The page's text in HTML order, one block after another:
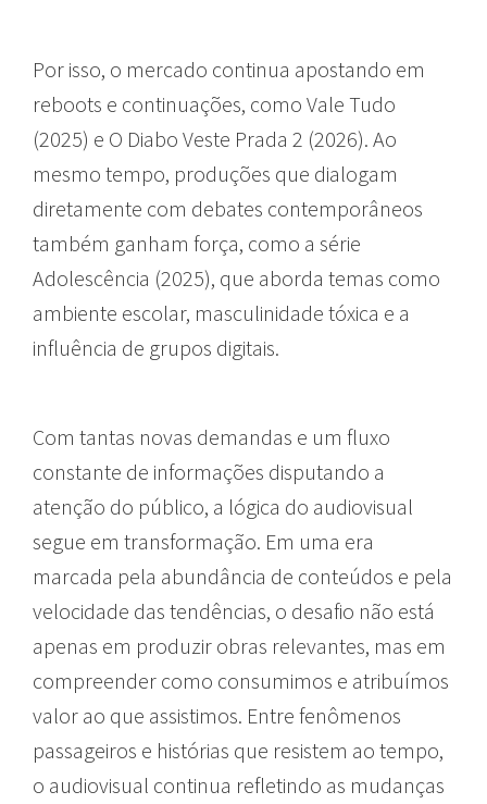
Por isso, o mercado continua apostando em
reboots e continuações, como Vale Tudo
(2025) e O Diabo Veste Prada 2 (2026). Ao
mesmo tempo, produções que dialogam
diretamente com debates contemporâneos
também ganham força, como a série
Adolescência (2025), que aborda temas como
ambiente escolar, masculinidade tóxica e a
influência de grupos digitais.
Com tantas novas demandas e um fluxo
constante de informações disputando a
atenção do público, a lógica do audiovisual
segue em transformação. Em uma era
marcada pela abundância de conteúdos e pela
velocidade das tendências, o desafio não está
apenas em produzir obras relevantes, mas em
compreender como consumimos e atribuímos
valor ao que assistimos. Entre fenômenos
passageiros e histórias que resistem ao tempo,
o audiovisual continua refletindo as mudanças